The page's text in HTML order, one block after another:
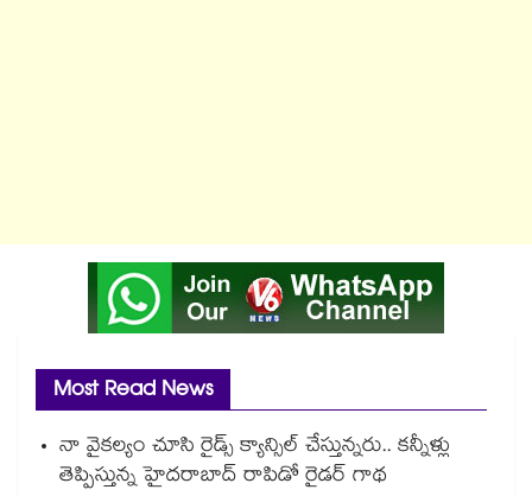
Most Read News
నా వైకల్యం చూసి రైడ్స్ క్యాన్సిల్ చేస్తున్నరు.. కన్నీళ్లు
తెప్పిస్తున్న హైదరాబాద్ రాపిడో రైడర్ గాథ